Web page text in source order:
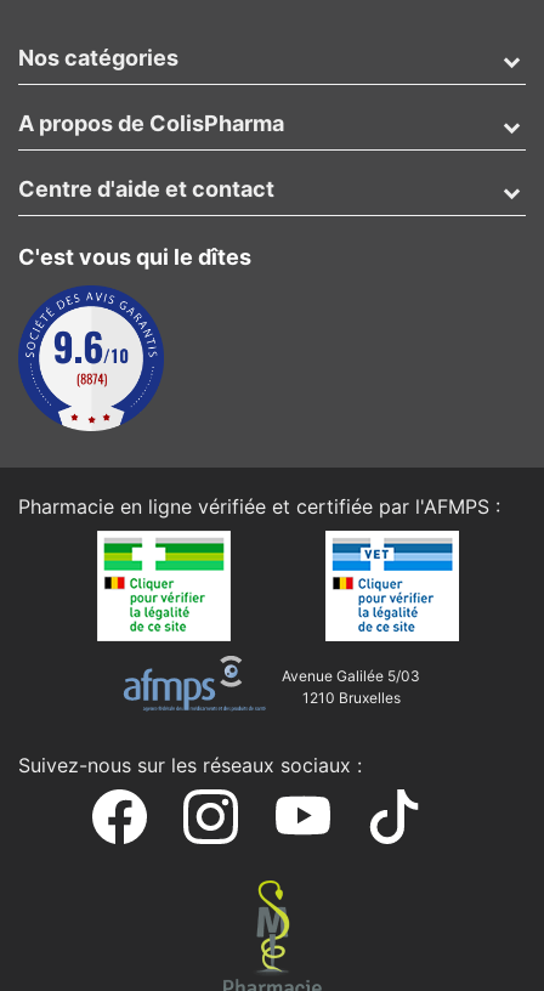
Nos catégories
A propos de ColisPharma
C'est vous qui le dîtes
Centre d'aide et contact
Pharmacie en ligne vérifiée et certifiée par l'AFMPS :
Avenue Galilée 5/03
1210 Bruxelles
Suivez-nous sur les réseaux sociaux :